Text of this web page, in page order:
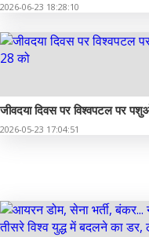
2026-06-23 18:28:10
जीवदया दिवस पर विश्वपटल पर
2026-05-23 17:04:51